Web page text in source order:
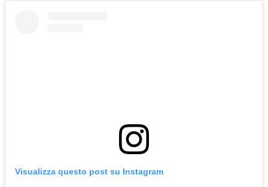
Visualizza questo post su Instagram